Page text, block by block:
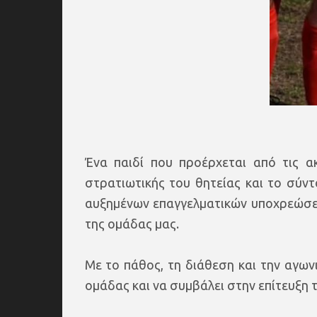
Ένα παιδί που προέρχεται από τις
στρατιωτικής του θητείας και το
αυξημένων επαγγελματικών
της ομάδας μας.
Με το πάθος, τη διάθεση και την
ομάδας και να συμβάλει στην